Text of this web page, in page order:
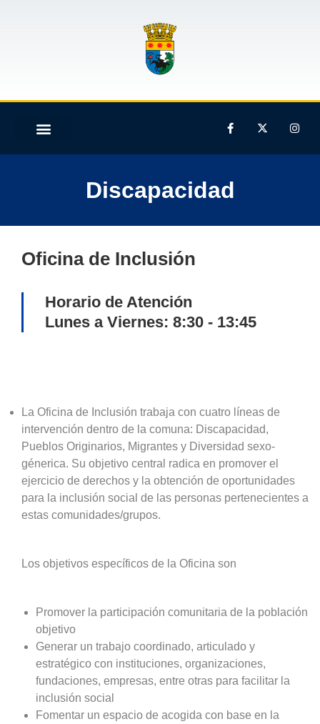
Discapacidad
Oficina de Inclusión
Horario de Atención
Lunes a Viernes: 8:30 - 13:45
La Oficina de Inclusión trabaja con cuatro líneas de
intervención dentro de la comuna: Discapacidad,
Pueblos Originarios, Migrantes y Diversidad sexo-
génerica. Su objetivo central radica en promover el
ejercicio de derechos y la obtención de oportunidades
para la inclusión social de las personas pertenecientes a
estas comunidades/grupos.
Los objetivos específicos de la Oficina son
Promover la participación comunitaria de la población
objetivo
Generar un trabajo coordinado, articulado y
estratégico con instituciones, organizaciones,
fundaciones, empresas, entre otras para facilitar la
inclusión social
Fomentar un espacio de acogida con base en la